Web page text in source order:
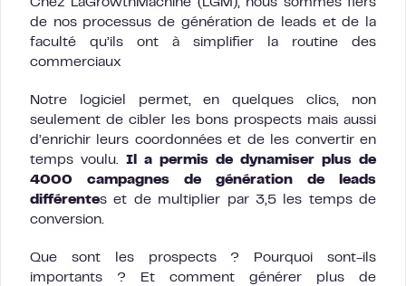
Chez LaGrowthMachine (LGM), nous sommes fiers
de nos processus de génération de leads et de la
faculté qu’ils ont à simplifier la routine des
commerciaux
Notre logiciel permet, en quelques clics, non
seulement de cibler les bons prospects mais aussi
d’enrichir leurs coordonnées et de les convertir en
temps voulu. Il a permis de dynamiser plus de
4000 campagnes de génération de leads
différentes et de multiplier par 3,5 les temps de
conversion.
Que sont les prospects ? Pourquoi sont-ils
importants ? Et comment générer plus de